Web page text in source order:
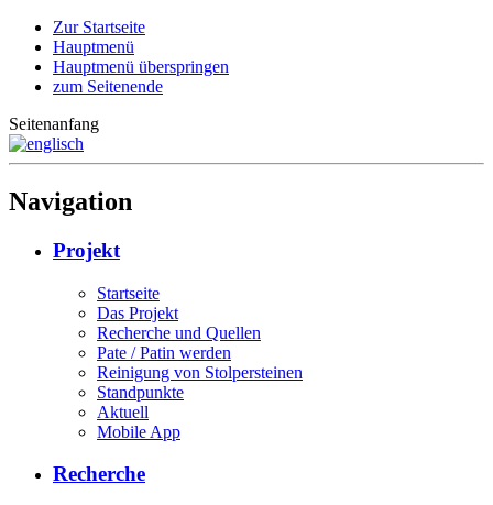
Zur Startseite
Hauptmenü
Hauptmenü überspringen
zum Seitenende
Seitenanfang
Navigation
Projekt
Startseite
Das Projekt
Recherche und Quellen
Pate / Patin werden
Reinigung von Stolpersteinen
Standpunkte
Aktuell
Mobile App
Recherche